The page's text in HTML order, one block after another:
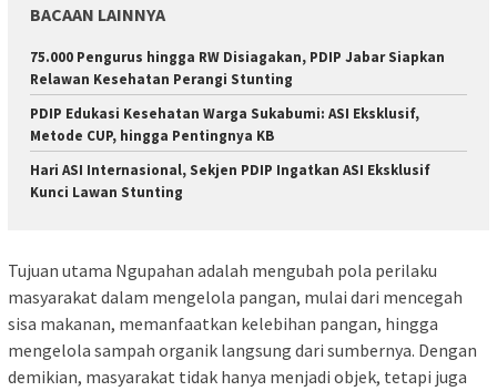
BACAAN LAINNYA
75.000 Pengurus hingga RW Disiagakan, PDIP Jabar Siapkan
Relawan Kesehatan Perangi Stunting
PDIP Edukasi Kesehatan Warga Sukabumi: ASI Eksklusif,
Metode CUP, hingga Pentingnya KB
Hari ASI Internasional, Sekjen PDIP Ingatkan ASI Eksklusif
Kunci Lawan Stunting
Tujuan utama Ngupahan adalah mengubah pola perilaku
masyarakat dalam mengelola pangan, mulai dari mencegah
sisa makanan, memanfaatkan kelebihan pangan, hingga
mengelola sampah organik langsung dari sumbernya. Dengan
demikian, masyarakat tidak hanya menjadi objek, tetapi juga